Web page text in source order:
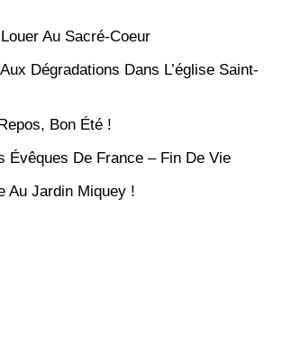
Au Sacré-Coeur
Dégradations Dans L’église Saint-
Bon Été !
Évêques De France – Fin De Vie
Au Jardin Miquey !